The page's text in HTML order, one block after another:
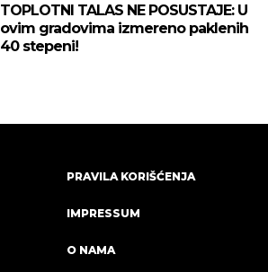
TOPLOTNI TALAS NE POSUSTAJE: U
ovim gradovima izmereno paklenih
40 stepeni!
PRAVILA KORIŠĆENJA
IMPRESSUM
O NAMA